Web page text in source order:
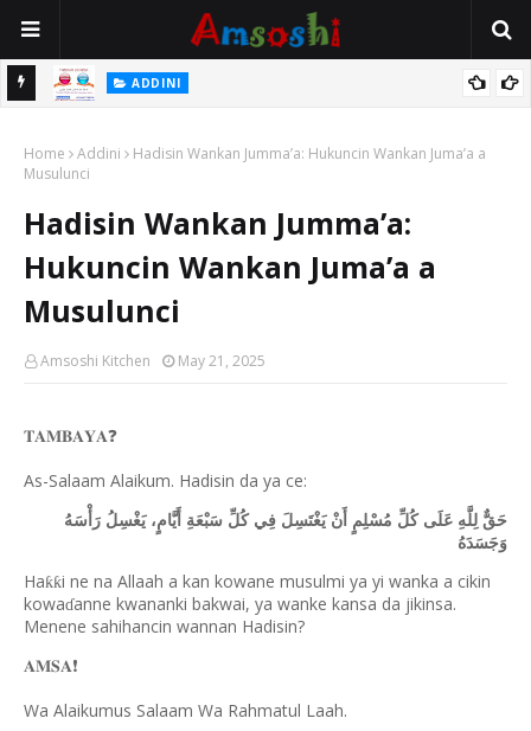
ADDINI
Home Addini
Hadisin Wankan Jumma’a: Hukuncin Wankan Juma’a a
Musulunci
Hadisin Wankan Jumma’a:
Hukuncin Wankan Juma’a a
Musulunci
Amsoshi Kitchen May 21, 2025
𝐓𝐀𝐌𝐁𝐀𝐘𝐀❓
As-Salaam Alaikum. Hadisin da ya ce:
حَقٌّ لِلَّهِ عَلَى كُلِّ مُسْلِمٍ أَنْ يَغْتَسِلَ فِي كُلِّ سَبْعَةِ أَيَّامٍ، يَغْسِلُ رَأْسَهُ
وَجَسَدَهُ
Haƙƙi ne na Allaah a kan kowane musulmi ya yi wanka a cikin
kowaɗanne kwananki bakwai, ya wanke kansa da jikinsa.
Menene sahihancin wannan Hadisin?
𝐀𝐌𝐒𝐀❗️
Wa Alaikumus Salaam Wa Rahmatul Laah.